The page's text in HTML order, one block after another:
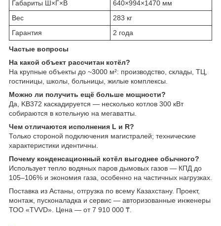
Габариты Ш×Г×В
640×994×1470 мм
Вес
283 кг
Гарантия
2 года
Частые вопросы
На какой объект рассчитан котёл?
На крупные объекты до ~3000 м²: производство, склады, ТЦ,
гостиницы, школы, больницы, жилые комплексы.
Можно ли получить ещё больше мощности?
Да, KB372 каскадируется — несколько котлов 300 кВт
собираются в котельную на мегаватты.
Чем отличаются исполнения L и R?
Только стороной подключения магистралей; технические
характеристики идентичны.
Почему конденсационный котёл выгоднее обычного?
Использует тепло водяных паров дымовых газов — КПД до
105–106% и экономия газа, особенно на частичных нагрузках.
Поставка из Астаны, отгрузка по всему Казахстану. Проект,
монтаж, пусконаладка и сервис — авторизованные инженеры
ТОО «TVVD». Цена — от 7 910 000 ₸.